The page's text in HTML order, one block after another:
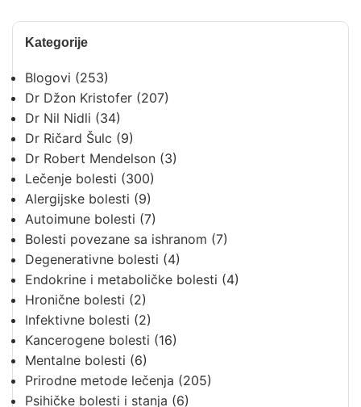
Kategorije
Blogovi (253)
Dr Džon Kristofer (207)
Dr Nil Nidli (34)
Dr Ričard Šulc (9)
Dr Robert Mendelson (3)
Lečenje bolesti (300)
Alergijske bolesti (9)
Autoimune bolesti (7)
Bolesti povezane sa ishranom (7)
Degenerativne bolesti (4)
Endokrine i metaboličke bolesti (4)
Hronične bolesti (2)
Infektivne bolesti (2)
Kancerogene bolesti (16)
Mentalne bolesti (6)
Prirodne metode lečenja (205)
Psihičke bolesti i stanja (6)